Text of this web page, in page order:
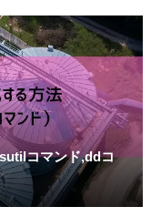
コマンド,ddコ